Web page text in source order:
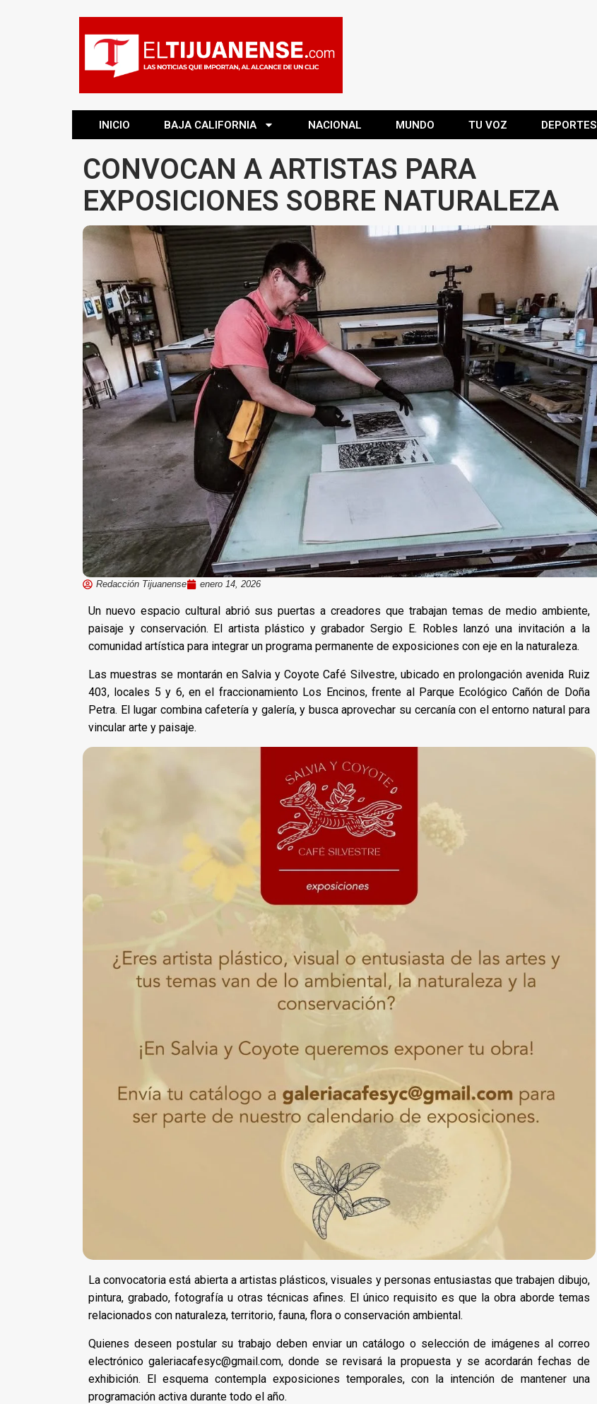
INICIO BAJA CALIFORNIA NACIONAL MUNDO TU VOZ DEPORTES
CONVOCAN A ARTISTAS PARA
EXPOSICIONES SOBRE NATURALEZA
Redacción Tijuanense enero 14, 2026
Un nuevo espacio cultural abrió sus puertas a creadores que trabajan temas de medio ambiente,
paisaje y conservación. El artista plástico y grabador Sergio E. Robles lanzó una invitación a la
comunidad artística para integrar un programa permanente de exposiciones con eje en la naturaleza.
Las muestras se montarán en Salvia y Coyote Café Silvestre, ubicado en prolongación avenida Ruiz
403, locales 5 y 6, en el fraccionamiento Los Encinos, frente al Parque Ecológico Cañón de Doña
Petra. El lugar combina cafetería y galería, y busca aprovechar su cercanía con el entorno natural para
vincular arte y paisaje.
La convocatoria está abierta a artistas plásticos, visuales y personas entusiastas que trabajen dibujo,
pintura, grabado, fotografía u otras técnicas afines. El único requisito es que la obra aborde temas
relacionados con naturaleza, territorio, fauna, flora o conservación ambiental.
Quienes deseen postular su trabajo deben enviar un catálogo o selección de imágenes al correo
electrónico galeriacafesyc@gmail.com, donde se revisará la propuesta y se acordarán fechas de
exhibición. El esquema contempla exposiciones temporales, con la intención de mantener una
programación activa durante todo el año.